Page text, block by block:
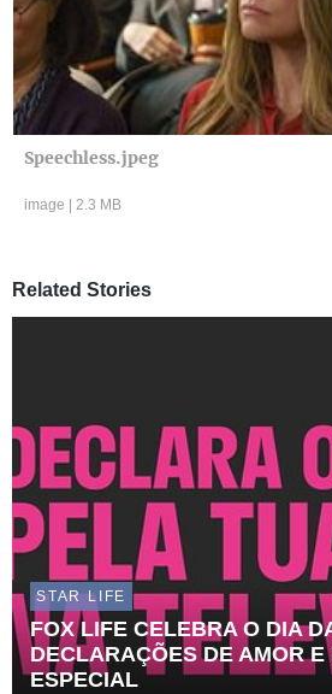
Speechless.jpeg
image 2.3 MB
Related Stories
STAR LIFE
FOX LIFE CELEBRA O DIA
DECLARAÇÕES DE AMOR
ESPECIAL